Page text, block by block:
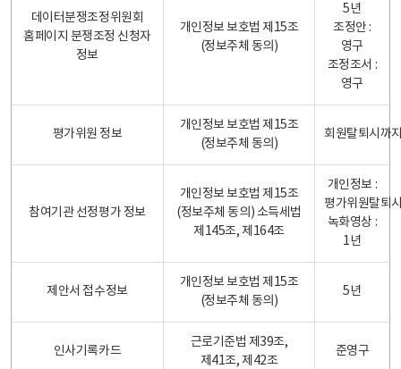
데이터분쟁조정위원회
홈페이지 분쟁조정 신청자
정보
개인정보 보호법 제15조
(정보주체 동의)
5년
조정안 :
영구
조정조서 :
영구
평가위원 정보
개인정보 보호법 제15조
(정보주체 동의)
회원탈퇴시까
참여기관 선정평가 정보
개인정보 보호법 제15조
(정보주체 동의) 소득세법
제145조, 제164조
개인정보 :
평가위원탈퇴
녹화영상 :
1년
제안서 접수정보
개인정보 보호법 제15조
(정보주체 동의)
5년
인사기록카드
근로기준법 제39조,
제41조, 제42조
준영구